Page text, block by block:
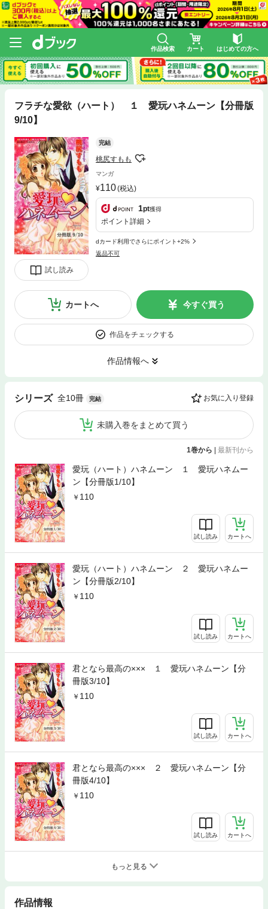
作品検索 カート はじめての方へ
フラチな愛欲（ハート） １ 愛玩ハネムーン【分冊版
9/10】
試し読み
完結
桃尻すもも
マンガ
110(税込)
1pt獲得
ポイント詳細
dカード利用でさらにポイント+2%
返品不可
カートへ 今すぐ買う
作品をチェックする
作品情報へ
シリーズ 全10冊 完結 お気に入り登録
未購入巻をまとめて買う
1巻から 最新刊から
愛玩（ハート）ハネムーン １ 愛玩ハネムー
ン【分冊版1/10】
110
試し読み カートへ
愛玩（ハート）ハネムーン ２ 愛玩ハネムー
ン【分冊版2/10】
110
試し読み カートへ
君となら最高の××× １ 愛玩ハネムーン【分
冊版3/10】
110
試し読み カートへ
君となら最高の××× ２ 愛玩ハネムーン【分
冊版4/10】
110
試し読み カートへ
もっと見る
作品情報